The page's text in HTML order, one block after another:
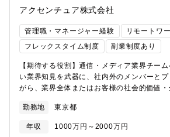
力】■グローバルネットワークとテクノロジ
自動車業界トップ企業の大きなトランスフォ
画・実行いただく、大きなやりがいと成長機
です。■R＆D、サプライチェーン、マーケ
テナビリティなど、様々なサービスで支援を
の既存事業効率化と成長を実現する新規事
を同時並行で推進するため、幅広い経験を
価値が高まります。
アクセンチュア株式会社
管理職・マネージャー経験
リモートワ
フレックスタイム制度
副業制度あり
【期待する役割】通信・メディア業界チー
い業界知見を武器に、社内外のメンバーと
がら、業界全体またはお客様の社会的価値
記のようなお客様の変革を全面的に支援して
ジネス土台となる現在のコアビジネスの変革
益創出に向けた新規事業検討支援まで、デジ
勤務地 東京都
年収 1000万円～2000万円